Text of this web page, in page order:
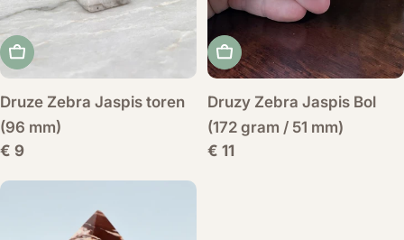
Voeg toe aan winkelwagen
Druze Zebra Jaspis toren
(96 mm)
Normale
€ 9
Voeg toe aan
Druzy Zebra Jaspis Bol
(172 gram / 51 mm)
Normale
€ 11